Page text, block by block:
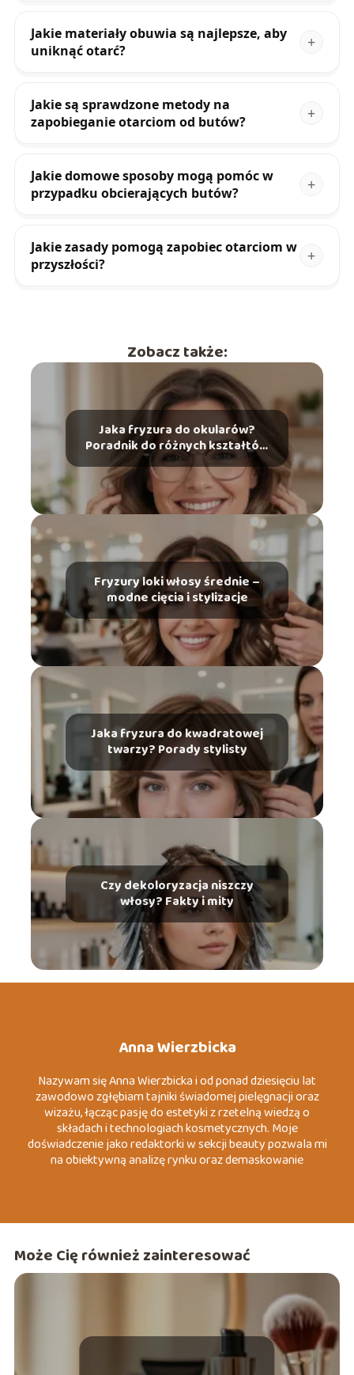
Jakie materiały obuwia są najlepsze, aby
uniknąć otarć?
Jakie są sprawdzone metody na
zapobieganie otarciom od butów?
Jakie domowe sposoby mogą pomóc w
przypadku obcierających butów?
Jakie zasady pomogą zapobiec otarciom w
przyszłości?
Zobacz także:
Jaka fryzura do okularów?
Poradnik do różnych kształtów
twarzy
Fryzury loki włosy średnie –
modne cięcia i stylizacje
Jaka fryzura do kwadratowej
twarzy? Porady stylisty
Czy dekoloryzacja niszczy
włosy? Fakty i mity
Anna Wierzbicka
Nazywam się Anna Wierzbicka i od ponad dziesięciu lat
zawodowo zgłębiam tajniki świadomej pielęgnacji oraz
wizażu, łącząc pasję do estetyki z rzetelną wiedzą o
składach i technologiach kosmetycznych. Moje
doświadczenie jako redaktorki w sekcji beauty pozwala mi
na obiektywną analizę rynku oraz demaskowanie
(slow fashion) oraz psychologią koloru wizerunku. Moim
wskazówek, które pomagają czytelnikom budować
pewność siebie poprzez autentyczny i przemyślany styl.
Może Cię również zainteresować